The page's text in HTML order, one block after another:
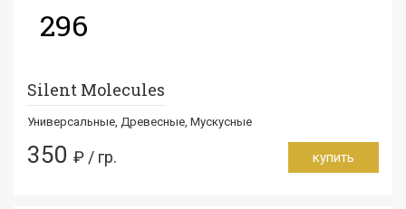
296
Silent Molecules
Универсальные, Древесные, Мускусные
350 ₽ / гр. купить